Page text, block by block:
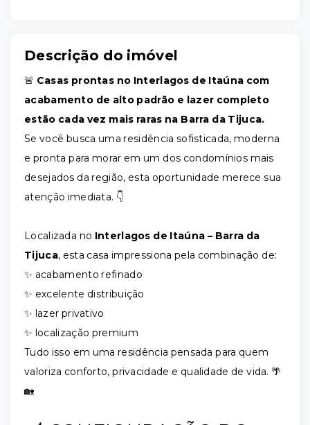
Descrição do imóvel
🚨 Casas prontas no Interlagos de Itaúna com
acabamento de alto padrão e lazer completo
estão cada vez mais raras na Barra da Tijuca.
Se você busca uma residência sofisticada, moderna
e pronta para morar em um dos condomínios mais
desejados da região, esta oportunidade merece sua
atenção imediata. 👇
Localizada no Interlagos de Itaúna – Barra da
Tijuca, esta casa impressiona pela combinação de:
✨ acabamento refinado
✨ excelente distribuição
✨ lazer privativo
✨ localização premium
Tudo isso em uma residência pensada para quem
valoriza conforto, privacidade e qualidade de vida. 🌴
🏡